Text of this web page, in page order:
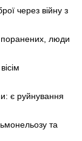
через війну з
поранених, люди
є руйнування
та